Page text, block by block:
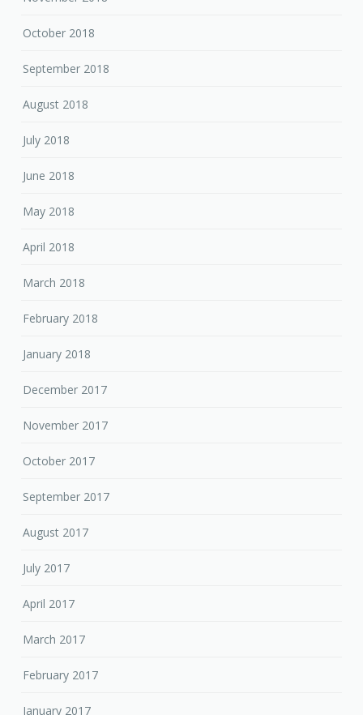
October 2018
September 2018
August 2018
July 2018
June 2018
May 2018
April 2018
March 2018
February 2018
January 2018
December 2017
November 2017
October 2017
September 2017
August 2017
July 2017
April 2017
March 2017
February 2017
January 2017